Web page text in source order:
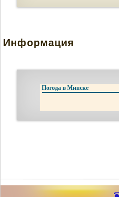
Информация
Погода в Минске